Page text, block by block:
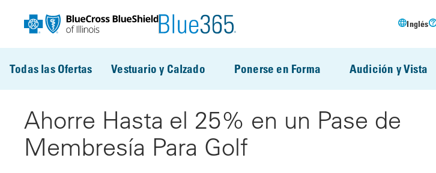
Inglés
Todas las Ofertas Vestuario y Calzado Ponerse en Forma Audición y Vista
Ahorre Hasta el 25% en un Pase de
Membresía Para Golf